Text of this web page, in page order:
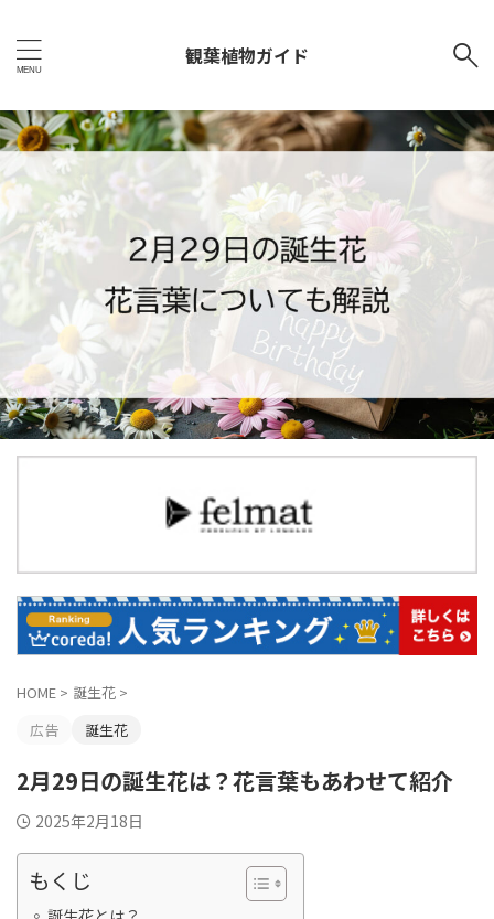
観葉植物ガイド
HOME > 誕生花 >
広告
誕生花
2月29日の誕生花は？花言葉もあわせて紹介
2025年2月18日
もくじ